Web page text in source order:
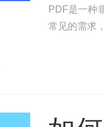
PDF是一种
常见的需求